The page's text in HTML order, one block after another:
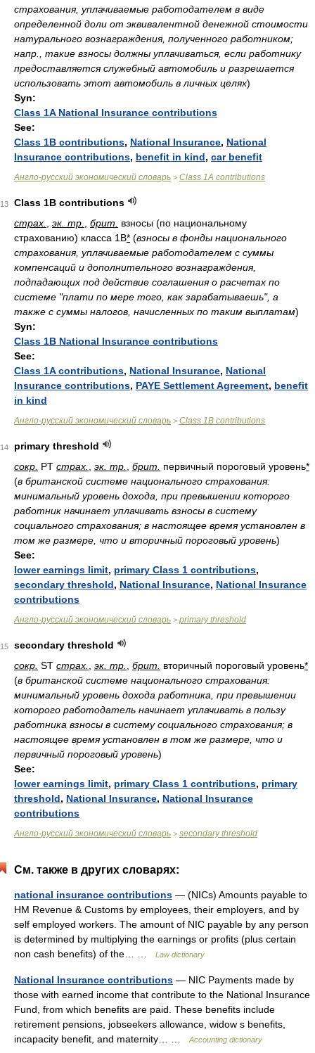
страхования, уплачиваемые работодателем в виде
определенной доли от эквивалентной денежной стоимости
натурального вознаграждения, полученного работником;
напр., такие взносы должны уплачиваться, если работнику
предоставляется служебный автомобиль и разрешается
использовать этот автомобиль в личных целях)
Syn:
Class 1A National Insurance contributions
See:
Class 1B contributions, National Insurance, National
Insurance contributions, benefit in kind, car benefit
Англо-русский экономический словарь > Class 1A contributions
13
Class 1B contributions
страх.
эк. тр. брит.
взносы (по национальному
страхованию) класса 1B* (взносы в фонды национального
страхования, уплачиваемые работодателем с суммы
компенсаций и дополнительного вознаграждения,
подпадающих под действие соглашения о расчетах по
системе "плати по мере того, как зарабатываешь", а
также с суммы налогов, начисленных по таким выплатам)
Syn:
Class 1B National Insurance contributions
See:
Class 1A contributions, National Insurance, National
Insurance contributions, PAYE Settlement Agreement, benefit
in kind
Англо-русский экономический словарь > Class 1B contributions
14
primary threshold
сокр. PT страх. эк. тр. брит. первичный пороговый уровень*
(в британской системе национального страхования:
минимальный уровень дохода, при превышении которого
работник начинает уплачивать взносы в систему
социального страхования; в настоящее время установлен в
том же размере, что и вторичный пороговый уровень)
See:
lower earnings limit, primary Class 1 contributions,
secondary threshold, National Insurance, National Insurance
contributions
Англо-русский экономический словарь > primary threshold
15
secondary threshold
сокр. ST страх. эк. тр. брит. вторичный пороговый уровень*
(в британской системе национального страхования:
минимальный уровень дохода работника, при превышении
которого работодатель начинает уплачивать в пользу
работника взносы в систему социального страхования; в
настоящее время установлен в том же размере, что и
первичный пороговый уровень)
See:
lower earnings limit, primary Class 1 contributions, primary
threshold, National Insurance, National Insurance
contributions
Англо-русский экономический словарь > secondary threshold
См. также в других словарях:
national insurance contributions — (NICs) Amounts payable to
HM Revenue & Customs by employees, their employers, and by
self employed workers. The amount of NIC payable by any person
is determined by multiplying the earnings or profits (plus certain
non cash benefits) of the… …
Law dictionary
National Insurance contributions — NIC Payments made by
those with earned income that contribute to the National Insurance
Fund, from which benefits are paid. These benefits include
retirement pensions, jobseekers allowance, widow s benefits,
incapacity benefit, and maternity… …
Accounting dictionary